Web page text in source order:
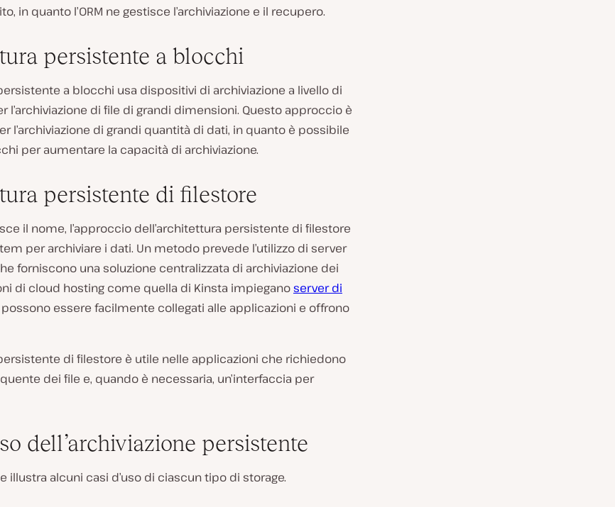
in quanto l’ORM ne gestisce l’archiviazione e il recupero.
persistente a blocchi
a blocchi usa dispositivi di archiviazione a livello di
l’archiviazione di file di grandi dimensioni. Questo approccio è
l’archiviazione di grandi quantità di dati, in quanto è possibile
per aumentare la capacità di archiviazione.
persistente di filestore
il nome, l’approccio dell’architettura persistente di filestore
per archiviare i dati. Un metodo prevede l’utilizzo di server
forniscono una soluzione centralizzata di archiviazione dei
di cloud hosting come quella di Kinsta impieganoserver di
essere facilmente collegati alle applicazioni e offrono
di filestore è utile nelle applicazioni che richiedono
dei file e, quando è necessaria, un’interfaccia per
dell’archiviazione persistente
illustra alcuni casi d’uso di ciascun tipo di storage.